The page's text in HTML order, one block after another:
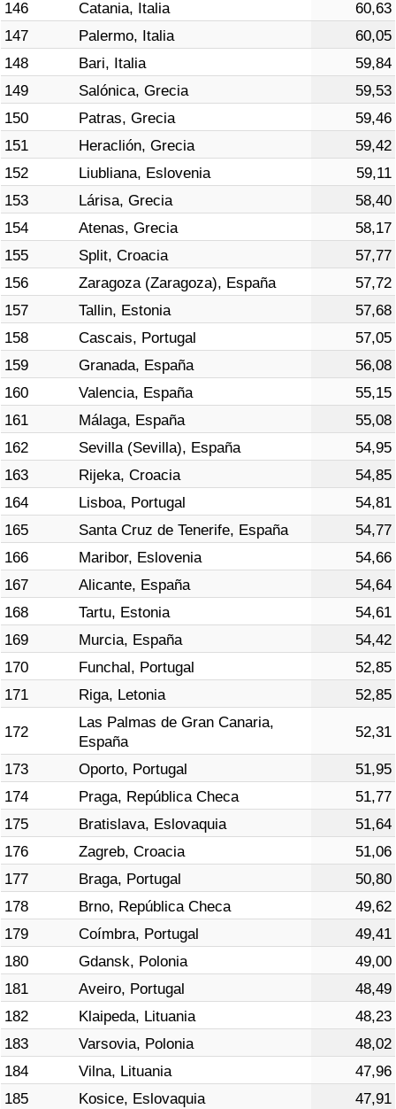
146 Catania, Italia
60,63
147
Palermo, Italia
60,05
148
Bari, Italia
59,84
149
Salónica, Grecia
59,53
150
Patras, Grecia
59,46
151
Heraclión, Grecia
59,42
152
Liubliana, Eslovenia
59,11
153
Lárisa, Grecia
58,40
154
Atenas, Grecia
58,17
155
Split, Croacia
57,77
156
Zaragoza (Zaragoza), España
57,72
157
Tallin, Estonia
57,68
158
Cascais, Portugal
57,05
159
Granada, España
56,08
160
Valencia, España
55,15
161
Málaga, España
55,08
162
Sevilla (Sevilla), España
54,95
163
Rijeka, Croacia
54,85
164
Lisboa, Portugal
54,81
165
Santa Cruz de Tenerife, España
54,77
166
Maribor, Eslovenia
54,66
167
Alicante, España
54,64
168
Tartu, Estonia
54,61
169
Murcia, España
54,42
170
Funchal, Portugal
52,85
171
Riga, Letonia 52,85
172
Las Palmas de Gran Canaria,
España
52,31
173 Oporto, Portugal
51,95
174
Praga, República Checa
51,77
175
Bratislava, Eslovaquia
51,64
176
Zagreb, Croacia
51,06
177
Braga, Portugal
50,80
178
Brno, República Checa
49,62
179
Coímbra, Portugal
49,41
180
Gdansk, Polonia
49,00
181
Aveiro, Portugal
48,49
182
Klaipeda, Lituania
48,23
183
Varsovia, Polonia
48,02
184
Vilna, Lituania
47,96
185
Kosice, Eslovaquia
47,91